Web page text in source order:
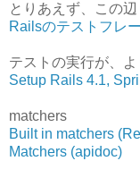
とりあえず、この
Railsのテストフレ
テストの実行が、
Setup Rails 4.1,
matchers
Built in matchers
Matchers (apidoc)